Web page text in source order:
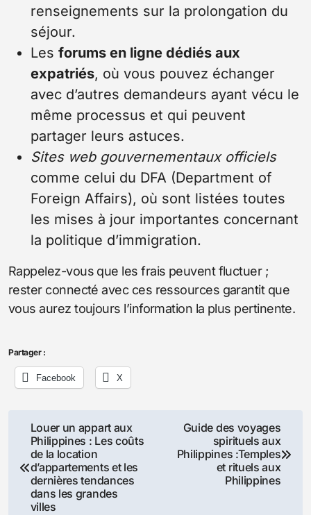
renseignements sur la prolongation du
séjour.
Les forums en ligne dédiés aux
expatriés, où vous pouvez échanger
avec d’autres demandeurs ayant vécu le
même processus et qui peuvent
partager leurs astuces.
Sites web gouvernementaux officiels
comme celui du DFA (Department of
Foreign Affairs), où sont listées toutes
les mises à jour importantes concernant
la politique d’immigration.
Rappelez-vous que les frais peuvent fluctuer ;
rester connecté avec ces ressources garantit que
vous aurez toujours l’information la plus pertinente.
Partager :
Facebook X
Navigation
de
l’article
Louer un appart aux
Philippines : Les coûts
de la location
d’appartements et les
dernières tendances
dans les grandes
villes
Guide des voyages
spirituels aux
Philippines :Temples
et rituels aux
Philippines